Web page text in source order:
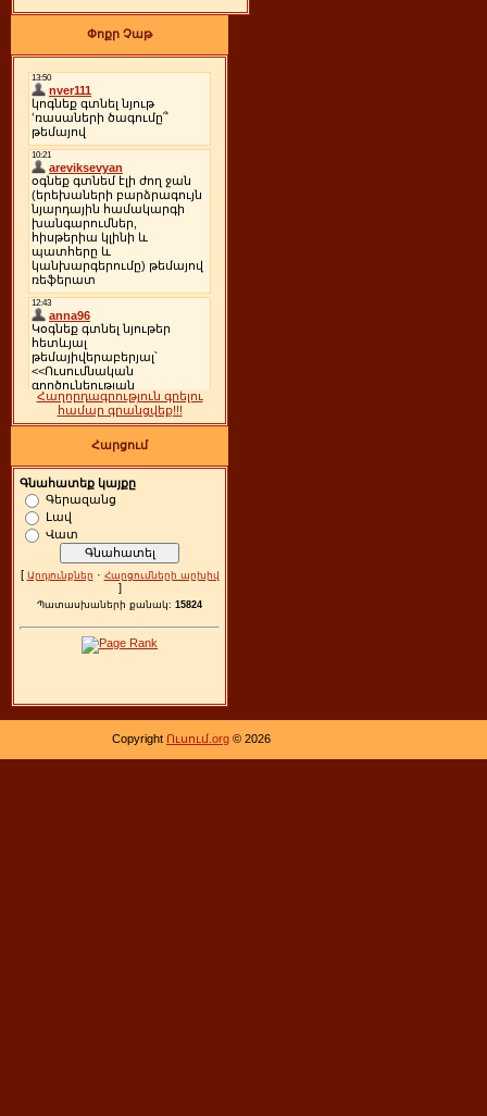
Փոքր Չաթ
Հաղորդագրություն գրելու
համար գրանցվեք!!!
Հարցում
Գնահատեք կայքը
Գերազանց
Լավ
Վատ
[ Արդյունքներ · Հարցումների արխիվ
]
Պատասխաների քանակ: 15824
Copyright Ուսում.org © 2026